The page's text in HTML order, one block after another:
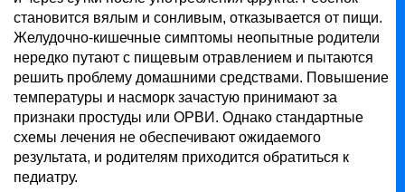
становится вялым и сонливым, отказывается от пищи.
Желудочно-кишечные симптомы неопытные родители
нередко путают с пищевым отравлением и пытаются
решить проблему домашними средствами. Повышение
температуры и насморк зачастую принимают за
признаки простуды или ОРВИ. Однако стандартные
схемы лечения не обеспечивают ожидаемого
результата, и родителям приходится обратиться к
педиатру.